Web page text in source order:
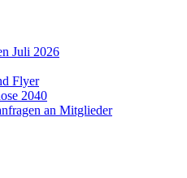
Juli 2026
Flyer
2040
an Mitglieder